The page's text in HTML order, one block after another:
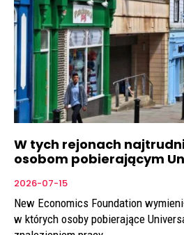
W tych rejonach
osobom pobierającym
2026-07-15
New Economics Foundation
w których osoby pobierające